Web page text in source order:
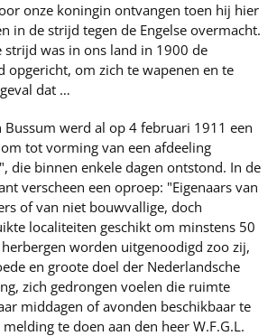
onze koningin ontvangen toen hij hier
in de strijd tegen de Engelse overmacht.
strijd was in ons land in 1900 de
opgericht, om zich te wapenen en te
dat …
Bussum werd al op 4 februari 1911 een
tot vorming van een afdeeling
die binnen enkele dagen ontstond. In de
verscheen een oproep: "Eigenaars van
of van niet bouwvallige, doch
localiteiten geschikt om minstens 50
worden uitgenoodigd zoo zij,
en groote doel der Nederlandsche
zich gedrongen voelen die ruimte
middagen of avonden beschikbaar te
te doen aan den heer W.F.G.L.